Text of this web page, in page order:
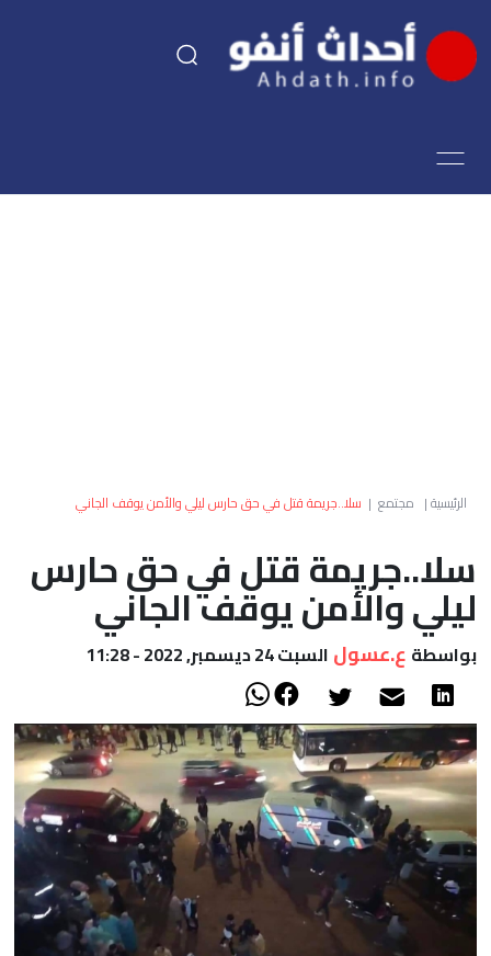
اقتصاد
العالم
أعمدة
الصحراء
الرئيسية| مجتمع | سلا..جريمة قتل في حق حارس ليلي والأمن يوقف الجاني
سلا..جريمة قتل في حق حارس
ليلي والأمن يوقف الجاني
بواسطة ع.عسول السبت 24 ديسمبر, 2022 - 11:28